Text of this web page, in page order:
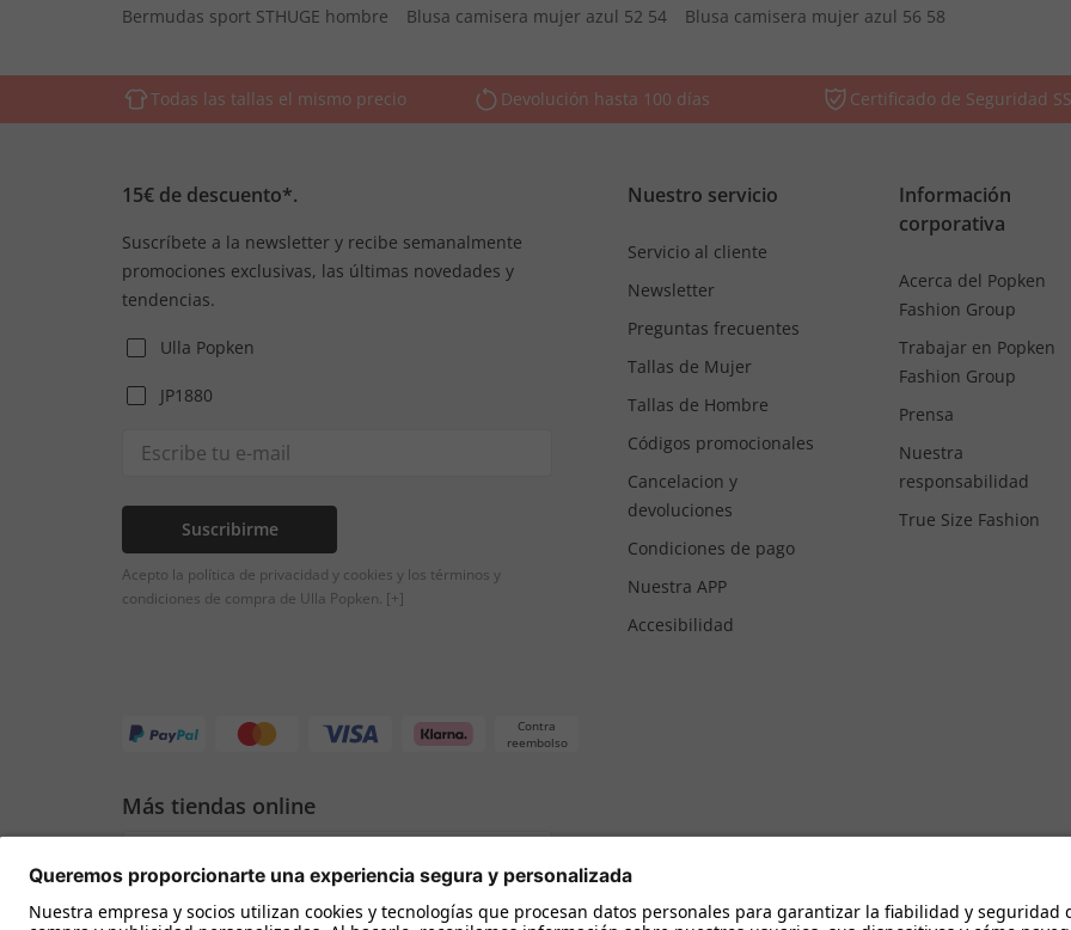
Bermudas sport STHUGE hombre
Blusa camisera mujer azul 52 54 Blusa camisera mujer azul 56 58
Todas las tallas el mismo precio Devolución hasta 100 días Certificado de Seguridad
15€ de descuento*.
Suscríbete a la newsletter y recibe semanalmente
promociones exclusivas, las últimas novedades y
tendencias.
Ulla Popken
JP1880
Suscribirme
Acepto la política de privacidad y cookies y los términos y
condiciones de compra de Ulla Popken. [+]
Nuestro servicio
Servicio al cliente
Newsletter
Preguntas frecuentes
Tallas de Mujer
Tallas de Hombre
Códigos promocionales
Cancelacion y
devoluciones
Condiciones de pago
Nuestra APP
Accesibilidad
Información
corporativa
Acerca del Popken
Fashion Group
Trabajar en Popken
Fashion Group
Prensa
Nuestra
responsabilidad
True Size Fashion
Contra
reembolso
Más tiendas online